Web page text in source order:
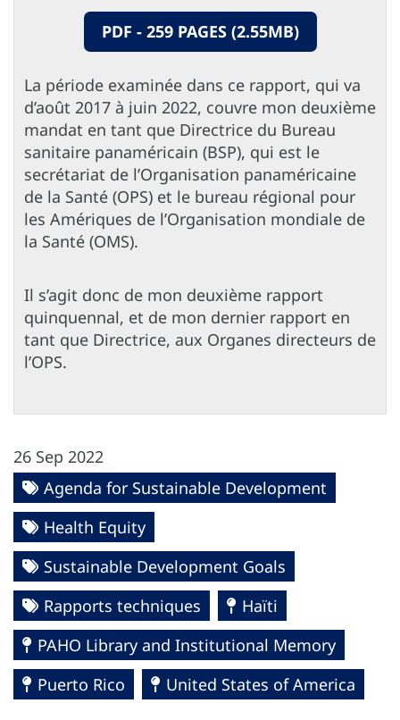
PDF - 259 PAGES (2.55MB)
La période examinée dans ce rapport, qui va
d’août 2017 à juin 2022, couvre mon deuxième
mandat en tant que Directrice du Bureau
sanitaire panaméricain (BSP), qui est le
secrétariat de l’Organisation panaméricaine
de la Santé (OPS) et le bureau régional pour
les Amériques de l’Organisation mondiale de
la Santé (OMS).
Il s’agit donc de mon deuxième rapport
quinquennal, et de mon dernier rapport en
tant que Directrice, aux Organes directeurs de
l’OPS.
26 Sep 2022
Agenda for Sustainable Development
Health Equity
Sustainable Development Goals
Rapports techniques
Haïti
PAHO Library and Institutional Memory
Puerto Rico
United States of America